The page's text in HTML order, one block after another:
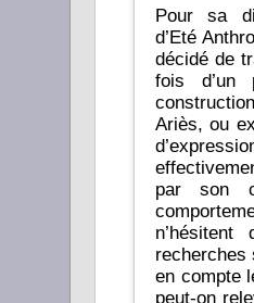
Pour sa
d’Eté
décidé de
fois d’un
Ariès, ou
par son
recherches
en compte
peut-on